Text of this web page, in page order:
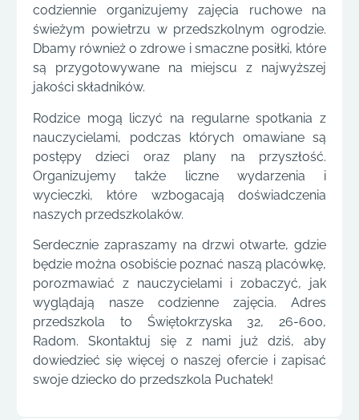
codziennie organizujemy zajęcia ruchowe na
świeżym powietrzu w przedszkolnym ogrodzie.
Dbamy również o zdrowe i smaczne posiłki, które
są przygotowywane na miejscu z najwyższej
jakości składników.
Rodzice mogą liczyć na regularne spotkania z
nauczycielami, podczas których omawiane są
postępy dzieci oraz plany na przyszłość.
Organizujemy także liczne wydarzenia i
wycieczki, które wzbogacają doświadczenia
naszych przedszkolaków.
Serdecznie zapraszamy na drzwi otwarte, gdzie
będzie można osobiście poznać naszą placówkę,
porozmawiać z nauczycielami i zobaczyć, jak
wyglądają nasze codzienne zajęcia. Adres
przedszkola to Świętokrzyska 32, 26-600,
Radom. Skontaktuj się z nami już dziś, aby
dowiedzieć się więcej o naszej ofercie i zapisać
swoje dziecko do przedszkola Puchatek!